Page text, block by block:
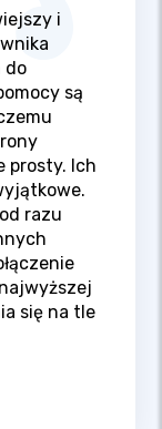
i
do
są
prosty. Ich
razu
się na tle